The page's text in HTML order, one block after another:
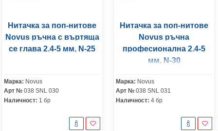
Нитачка за поп-нитове
Novus ръчна с въртяща
се глава 2.4-5 мм, N-25
Марка: Novus
Арт № 038 SNL 030
Наличност: 1 бр
Нитачка за поп-нитове
Novus ръчна
професионална 2.4-5
мм, N-30
Марка: Novus
Арт № 038 SNL 031
Наличност: 4 бр